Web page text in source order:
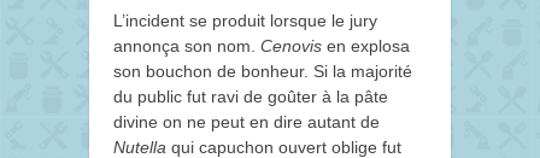
L’incident se produit lorsque le jury
annonça son nom. Cenovis en explosa
son bouchon de bonheur. Si la majorité
du public fut ravi de goûter à la pâte
divine on ne peut en dire autant de
Nutella qui capuchon ouvert oblige fut